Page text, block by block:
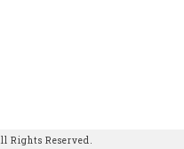
Rights Reserved.